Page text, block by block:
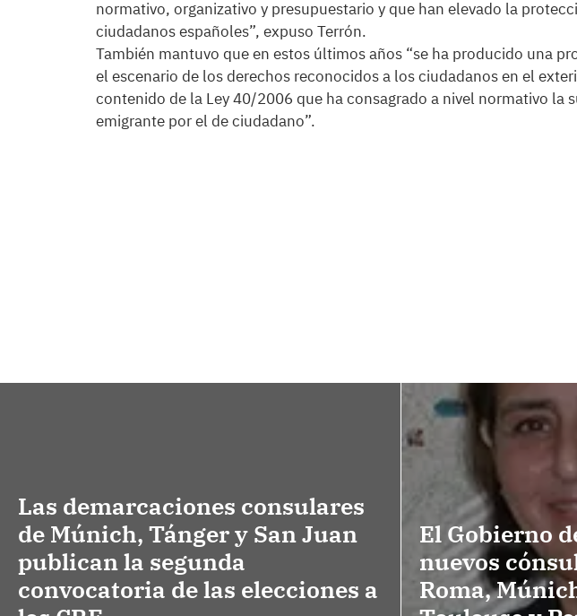
normativo, organizativo y presupuestario y que han elevado la
ciudadanos españoles”, expuso Terrón.
También mantuvo que en estos últimos años “se ha producido una
el escenario de los derechos reconocidos a los ciudadanos en el
contenido de la Ley 40/2006 que ha consagrado a nivel normativo la
emigrante por el de ciudadano”.
Las demarcaciones consulares
de Múnich, Tánger y San Juan
publican la segunda
convocatoria de las elecciones a
El Gobierno
nuevos
Roma,